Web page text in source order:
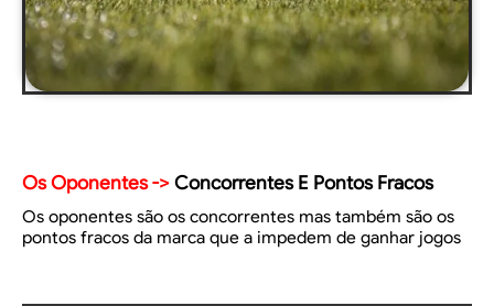
Os Oponentes ->Concorrentes E Pontos Fracos
Os oponentes são os concorrentes mas também são os
pontos fracos da marca que a impedem de ganhar jogos